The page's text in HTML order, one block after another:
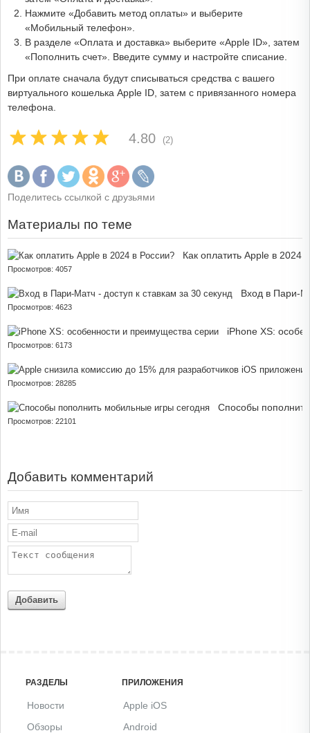
Нажмите «Добавить метод оплаты» и выберите
«Мобильный телефон».
В разделе «Оплата и доставка» выберите «Apple ID», затем
«Пополнить счет». Введите сумму и настройте списание.
При оплате сначала будут списываться средства с вашего
виртуального кошелька Apple ID, затем с привязанного номера
телефона.
4.80 (2)
Поделитесь ссылкой с друзьями
Материалы по теме
Как оплатить Apple в 2024
Просмотров: 4057
Вход в Пари-
Просмотров: 4623
iPhone XS:
Просмотров: 6173
Просмотров: 28285
Способы
Просмотров: 22101
Добавить комментарий
Добавить
РАЗДЕЛЫ
Новости
Обзоры
ПРИЛОЖЕНИЯ
Apple iOS
Android